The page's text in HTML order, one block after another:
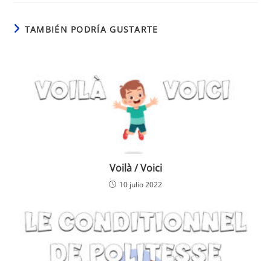
TAMBIÉN PODRÍA GUSTARTE
Voilà / Voici
10 julio 2022